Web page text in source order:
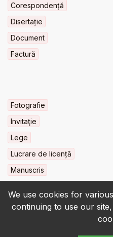
We use cookies for
continuing to use our
Corespondență
Disertație
Document
Factură
Fotografie
Invitaţie
Lege
Lucrare de licență
Manuscris